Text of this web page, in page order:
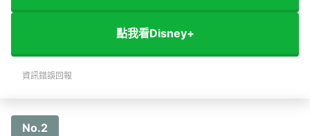
點我看Disney+
資訊錯誤回報
No.2